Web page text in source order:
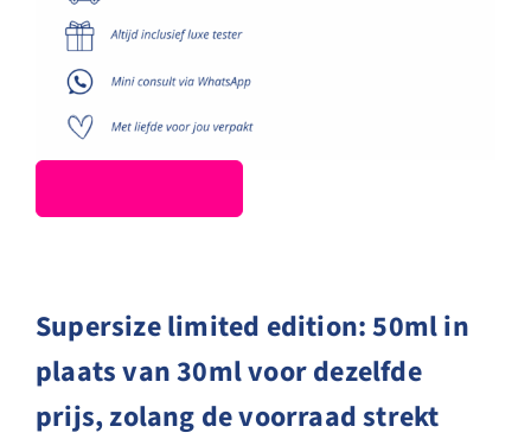
Actie
aantal
Supersize limited edition: 50ml in
plaats van 30ml voor dezelfde
prijs, zolang de voorraad strekt